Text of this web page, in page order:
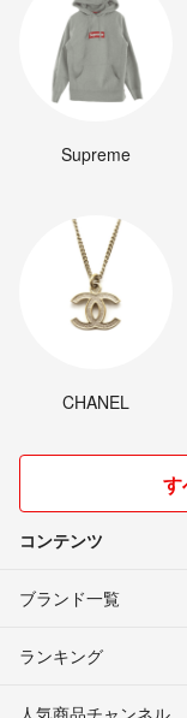
Supreme
CHANEL
す
コンテンツ
ブランド一覧
ランキング
人気商品チャンネル